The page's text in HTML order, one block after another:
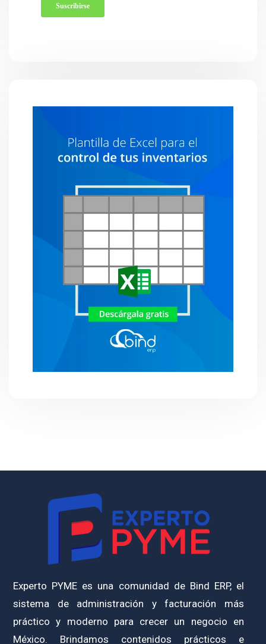
Experto PYME es una comunidad de Bind ERP, el
sistema de administración y facturación más
práctico y moderno para crecer un negocio en
México. Brindamos contenidos prácticos e